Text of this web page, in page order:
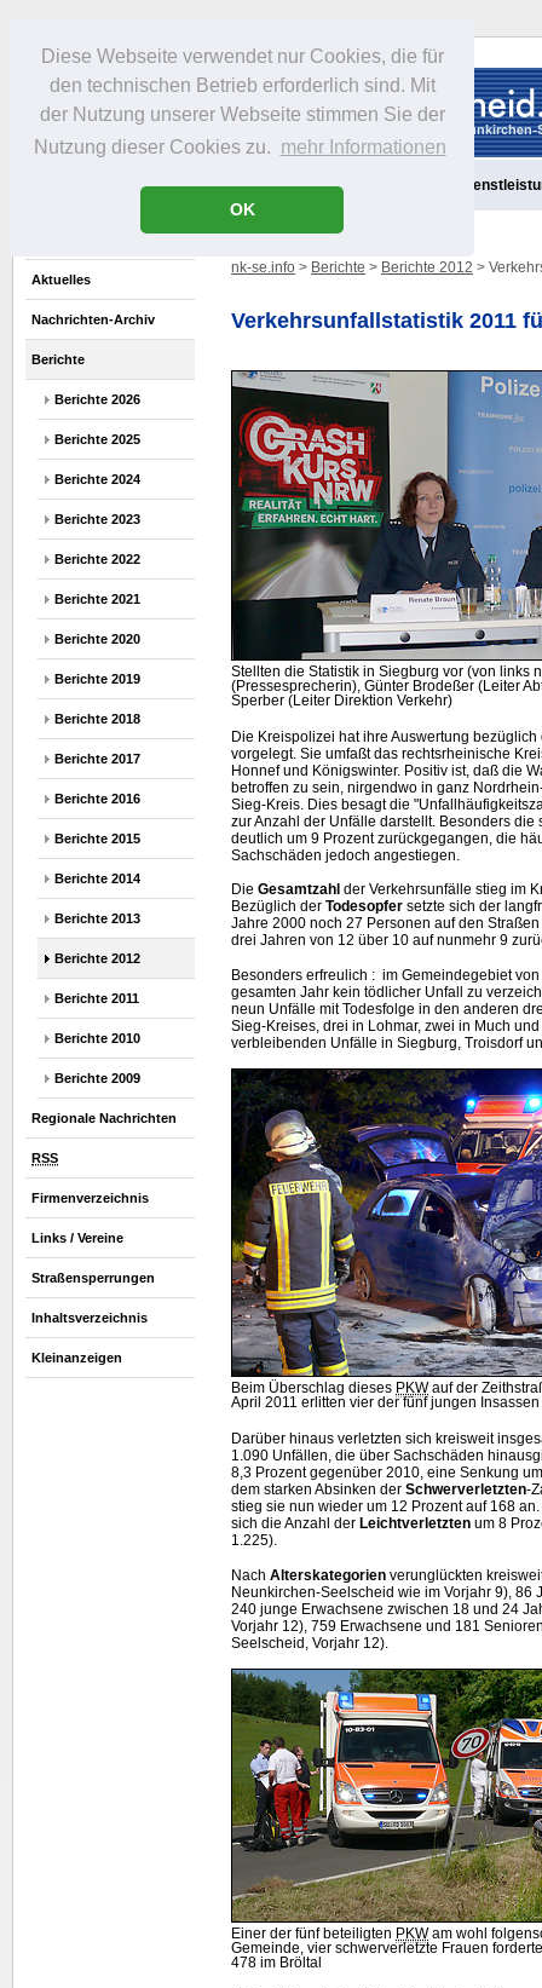
Diese Webseite verwendet nur Cookies, die für
den technischen Betrieb erforderlich sind. Mit
der Nutzung unserer Webseite stimmen Sie der
Nutzung dieser Cookies zu. mehr Informationen
OK
Portrait Freizeit Gastronomie
Aktuelles
Nachrichten-Archiv
Berichte
Berichte 2026
Berichte 2025
Berichte 2024
Berichte 2023
Berichte 2022
Berichte 2021
Berichte 2020
Berichte 2019
Berichte 2018
Berichte 2017
Berichte 2016
Berichte 2015
Berichte 2014
Berichte 2013
Berichte 2012
Berichte 2011
Berichte 2010
Berichte 2009
Regionale Nachrichten
RSS
Firmenverzeichnis
Links / Vereine
Straßensperrungen
Inhaltsverzeichnis
Kleinanzeigen
nk-se.info > Berichte > Berichte 2012 >
Verkehrsunfallstatistik 2011
Stellten die Statistik in Siegburg vor (von links
(Pressesprecherin), Günter Brodeßer (Leiter
Sperber (Leiter Direktion Verkehr)
Die Kreispolizei hat ihre Auswertung
vorgelegt. Sie umfaßt das rechtsrheinische
Honnef und Königswinter. Positiv ist, daß die
betroffen zu sein, nirgendwo in ganz
Sieg-Kreis. Dies besagt die
zur Anzahl der Unfälle darstellt. Besonders
deutlich um 9 Prozent zurückgegangen, die
Sachschäden jedoch angestiegen.
Die Gesamtzahl der Verkehrsunfälle stieg im
Bezüglich der Todesopfer setzte sich der
Jahre 2000 noch 27 Personen auf den
drei Jahren von 12 über 10 auf nunmehr 9
Besonders erfreulich : im Gemeindegebiet
gesamten Jahr kein tödlicher Unfall zu
neun Unfälle mit Todesfolge in den anderen
Sieg-Kreises, drei in Lohmar, zwei in Much
verbleibenden Unfälle in Siegburg, Troisdorf
Beim Überschlag dieses PKWauf der
April 2011 erlitten vier der fünf jungen
Darüber hinaus verletzten sich kreisweit
1.090 Unfällen, die über Sachschäden
8,3 Prozent gegenüber 2010, eine Senkung
dem starken Absinken der Schwerverletzten-
stieg sie nun wieder um 12 Prozent auf 168
sich die Anzahl der Leichtverletzten um 8
1.225).
Nach Alterskategorien verunglückten
Neunkirchen-Seelscheid wie im Vorjahr 9), 86
240 junge Erwachsene zwischen 18 und 24
Vorjahr 12), 759 Erwachsene und 181
Seelscheid, Vorjahr 12).
Einer der fünf beteiligten PKWam wohl
Gemeinde, vier schwerverletzte Frauen
478 im Bröltal